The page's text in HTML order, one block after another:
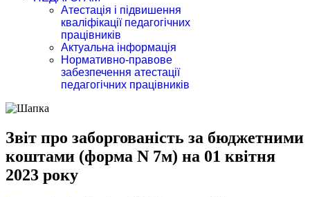
Атестація і підвишення
кваліфікації педагогічних
працівників
Актуальна інформація
Нормативно-правове
забезпечення атестації
педагогічних працівників
Звіт про заборгованість за бюджетними
коштами (форма N 7м) на 01 квітня
2023 року